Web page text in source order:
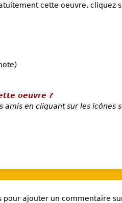
cette oeuvre, cliquez
oeuvre ?
amis en cliquant sur les icônes
pour ajouter un commentaire